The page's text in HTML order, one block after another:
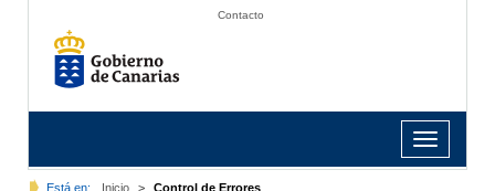
Contacto
Toggle
navigation
Está en: Inicio > Control de Errores